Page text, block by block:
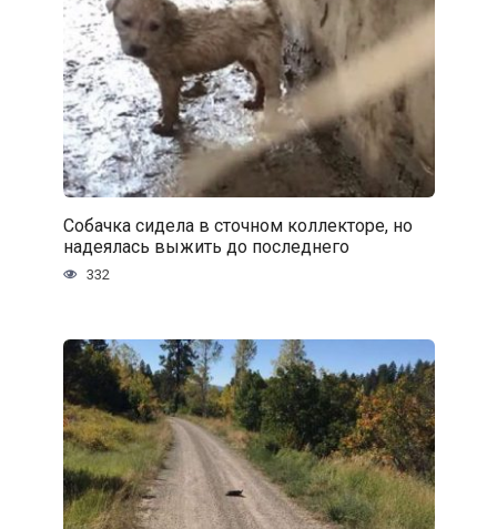
Собачка сидела в сточном коллекторе, но
надеялась выжить до последнего
332